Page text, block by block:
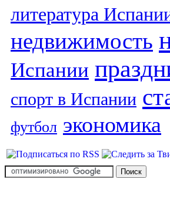
литература
недвижимость
Испании
спорт в Испании
футбол экономика